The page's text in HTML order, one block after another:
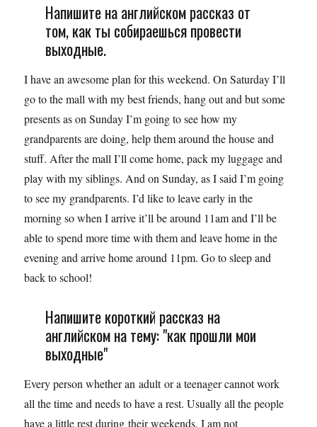
Напишите на английском рассказ от
том, как ты собираешься провести
выходные.
I have an awesome plan for this weekend. On Saturday I’ll
go to the mall with my best friends, hang out and but some
presents as on Sunday I’m going to see how my
grandparents are doing, help them around the house and
stuff. After the mall I’ll come home, pack my luggage and
play with my siblings. And on Sunday, as I said I’m going
to see my grandparents. I’d like to leave early in the
morning so when I arrive it’ll be around 11am and I’ll be
able to spend more time with them and leave home in the
evening and arrive home around 11pm. Go to sleep and
back to school!
Напишите короткий рассказ на
английском на тему: "как прошли мои
выходные"
Every person whether an adult or a teenager cannot work
all the time and needs to have a rest. Usually all the people
have a little rest during their weekends. I am not